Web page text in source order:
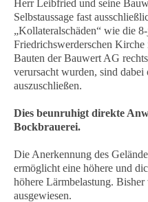
Herr Leibfried und seine
Selbstaussage fast
„Kollateralschäden“ wie die
Friedrichswerderschen
Bauten der Bauwert AG
verursacht wurden, sind
auszuschließen.
Dies beunruhigt direkte
Bockbrauerei.
Die Anerkennung des
ermöglicht eine höhere und
höhere Lärmbelastung.
ausgewiesen.